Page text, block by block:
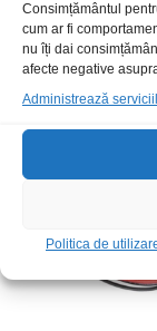
Consimțământul
cum ar fi
nu îți dai
afecte negative
Administrează
Politica de
Convertor DC-DC
12Vdc 40A SD-
950,00lei/Buc